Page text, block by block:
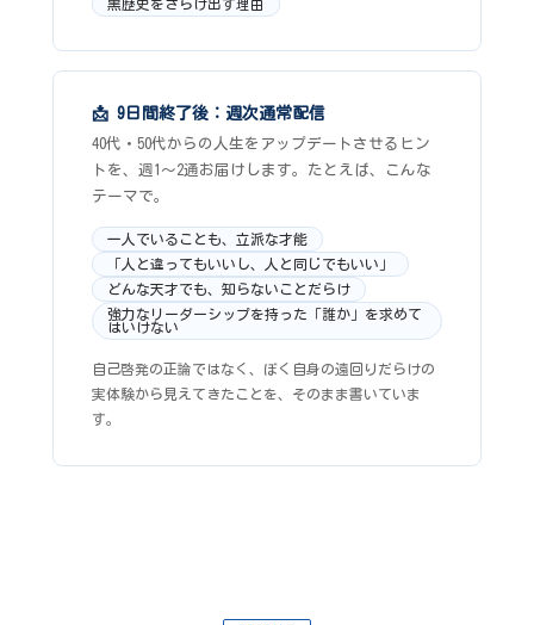
黒歴史をさらけ出す理由
📩 9日間終了後：週次通常配信
40代・50代からの人生をアップデートさせるヒン
トを、週1〜2通お届けします。たとえば、こんな
テーマで。
一人でいることも、立派な才能
「人と違ってもいいし、人と同じでもいい」
どんな天才でも、知らないことだらけ
強力なリーダーシップを持った「誰か」を求めて
はいけない
自己啓発の正論ではなく、ぼく自身の遠回りだらけの
実体験から見えてきたことを、そのまま書いていま
す。